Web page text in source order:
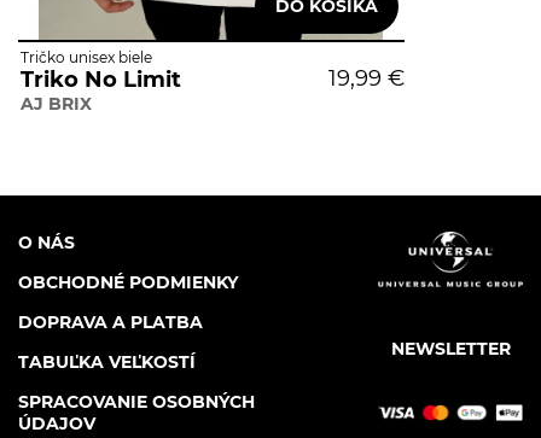
19,99 €
Tričko unisex biele
Triko No Limit
AJ BRIX
NEWSLETTER
O NÁS
OBCHODNÉ PODMIENKY
DOPRAVA A PLATBA
TABUĽKA VEĽKOSTÍ
SPRACOVANIE OSOBNÝCH
ÚDAJOV